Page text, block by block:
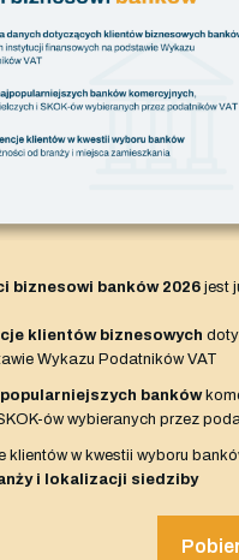
biznesowi banków 2026 jest
klientów biznesowych
Wykazu Podatników VAT
banków
ów wybieranych przez
klientów w kwestii wyboru
i lokalizacji siedziby